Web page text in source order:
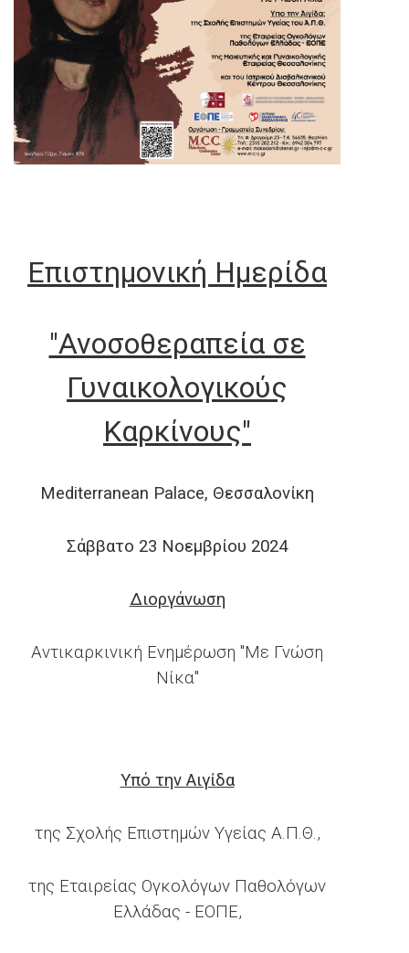
Επιστημονική Ημερίδα
"Ανοσοθεραπεία σε
Γυναικολογικούς
Καρκίνους"
Mediterranean Palace, Θεσσαλονίκη
Σάββατο 23 Νοεμβρίου 2024
Διοργάνωση
Αντικαρκινική Ενημέρωση "Με Γνώση
Νίκα"
Υπό την Αιγίδα
της Σχολής Επιστημών Υγείας Α.Π.Θ.,
της Εταιρείας Ογκολόγων Παθολόγων
Ελλάδας - ΕΟΠΕ,